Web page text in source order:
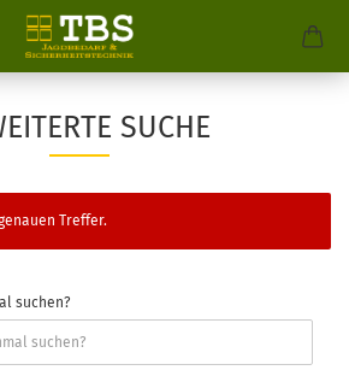
SUCHE
Treffer.
suchen?